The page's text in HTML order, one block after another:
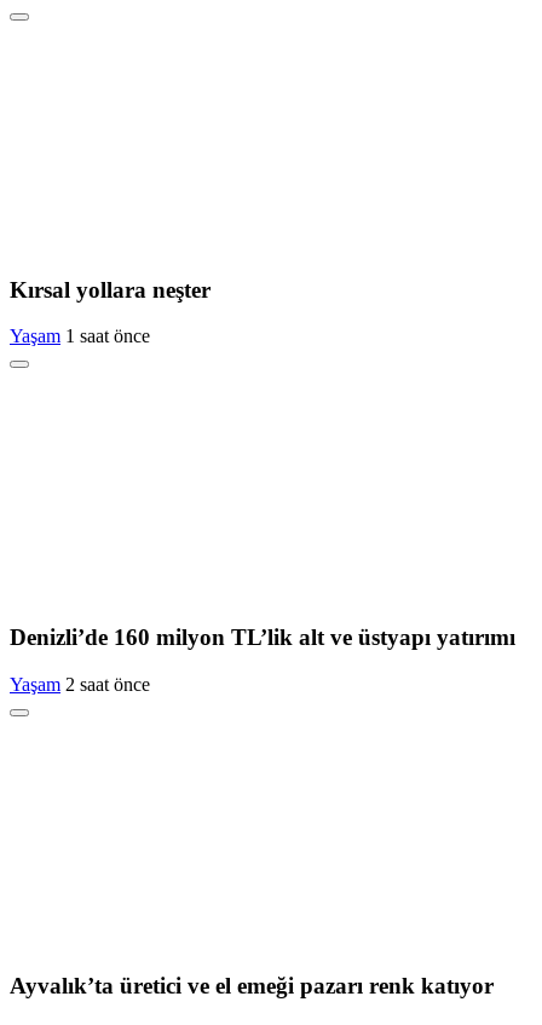
Kırsal yollara neşter
Yaşam 1 saat önce
Denizli’de 160 milyon TL’lik alt ve üstyapı yatırımı
Yaşam 2 saat önce
Ayvalık’ta üretici ve el emeği pazarı renk katıyor